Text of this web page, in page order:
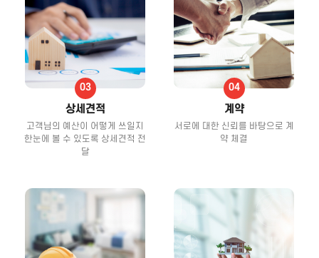
상세견적
고객님의 예산이 어떻게 쓰일지
한눈에 볼 수 있도록 상세견적 전
달
계약
서로에 대한 신뢰를 바탕으로 계
약 체결